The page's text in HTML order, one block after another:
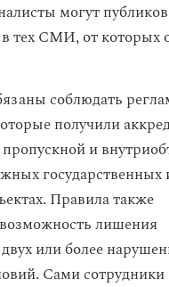
могут
тех СМИ, от которых
соблюдать
получили
и
государственных
Правила также
возможность лишения
или более
Сами